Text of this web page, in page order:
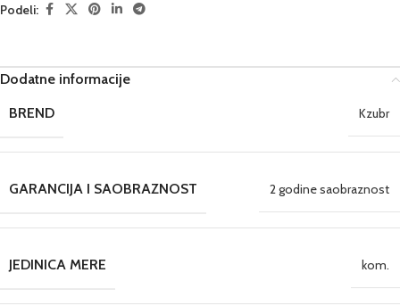
Podeli:
Dodatne informacije
BREND
Kzubr
GARANCIJA I SAOBRAZNOST 2 godine saobraznost
JEDINICA MERE kom.